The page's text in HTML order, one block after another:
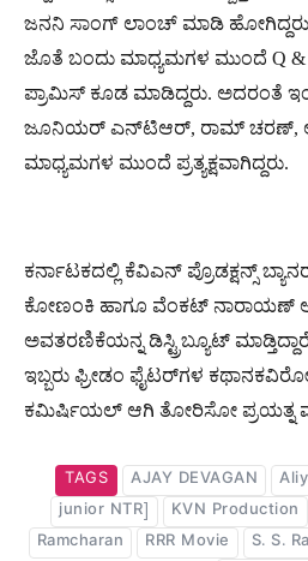
ಜನನಿ ಸಾಂಗ್ ಲಾಂಚ್ ಮಾಡಿ ಹೋಗಿದ್ದರು.
ಜೊತೆ ಬಂದು ಮಾಧ್ಯಮಗಳ ಮುಂದೆ Q &
ಪ್ರಾಮಿಸ್ ಕೂಡ ಮಾಡಿದ್ದರು. ಅದರಂತೆ
ಜೂನಿಯರ್ ಎನ್​ಟಿಆರ್, ರಾಮ್ ಚರಣ್,
ಮಾಧ್ಯಮಗಳ ಮುಂದೆ ಪ್ರತ್ಯಕ್ಷವಾಗಿದ್ದರು.
ಕರ್ನಾಟಕದಲ್ಲಿ ಕೆವಿಎನ್ ಪ್ರೊಡಕ್ಷನ್ಸ್
ಕೋಣಂಕಿ ಹಾಗೂ ವೆಂಕಟ್ ನಾರಾಯಣ್
ಅವತರಣಿಕೆಯನ್ನ ಡಿಸ್ಟ್ರಿಬ್ಯೂಟ್
ಇಬ್ಬರು ಫ್ರೀಡಂ ಫೈಟರ್​ಗಳ
ಕಮಿರ್ಷಿಯಲ್ ಆಗಿ ತೋರಿಸೋ ಪ್ರಯತ್ನ
TAGS AJAY DEVAGAN
junior NTR]
KVN Production
Ramcharan
RRR Movie S. S.